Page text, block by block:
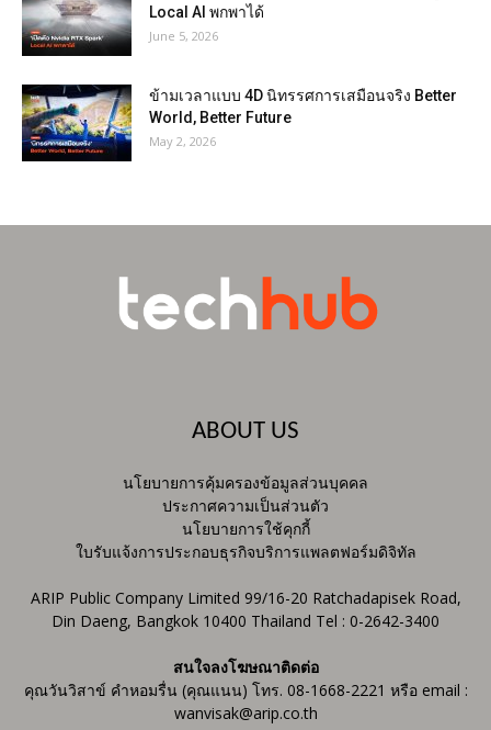
Local AI พกพาได้
June 5, 2026
ข้ามเวลาแบบ 4D นิทรรศการเสมือนจริง Better
World, Better Future
May 2, 2026
ABOUT US
นโยบายการคุ้มครองข้อมูลส่วนบุคคล
ประกาศความเป็นส่วนตัว
นโยบายการใช้คุกกี้
ใบรับแจ้งการประกอบธุรกิจบริการแพลตฟอร์มดิจิทัล
ARIP Public Company Limited 99/16-20 Ratchadapisek Road,
Din Daeng, Bangkok 10400 Thailand Tel : 0-2642-3400
สนใจลงโฆษณาติดต่อ
คุณวันวิสาข์ คำหอมรื่น (คุณแนน) โทร. 08-1668-2221 หรือ email :
wanvisak@arip.co.th